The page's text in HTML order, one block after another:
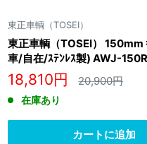
東正車輌（TOSEI）
東正車輌（TOSEI） 150mm
車/自在/ｽﾃﾝﾚｽ製) AWJ-
販
売
価
格
18,810円 通
20,900円
在庫あり
カートに追加